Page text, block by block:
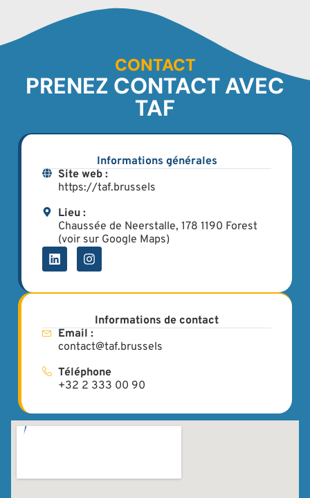
CONTACT
PRENEZ CONTACT AVEC
TAF
Informations générales
Site web :
https://taf.brussels
Lieu :
Chaussée de Neerstalle, 178 1190 Forest
(voir sur Google Maps)
Informations de contact
Email :
contact@taf.brussels
Téléphone
+32 2 333 00 90